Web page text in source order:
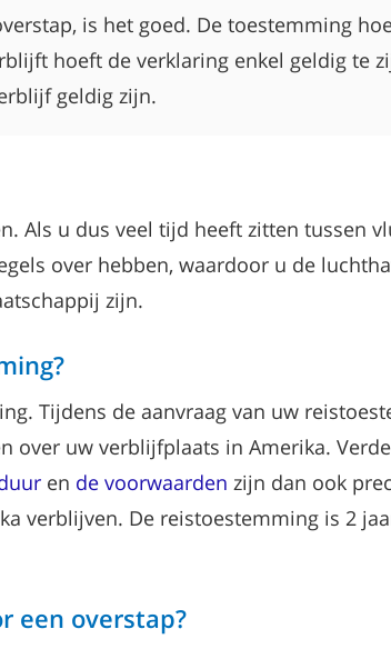
is het goed. De toestemming
hoeft de verklaring enkel geldig te
geldig zijn.
Als u dus veel tijd heeft zitten tussen
over hebben, waardoor u de
zijn.
Tijdens de aanvraag van uw
over uw verblijfplaats in Amerika.
en de voorwaarden zijn dan ook
verblijven. De reistoestemming is 2
een overstap?